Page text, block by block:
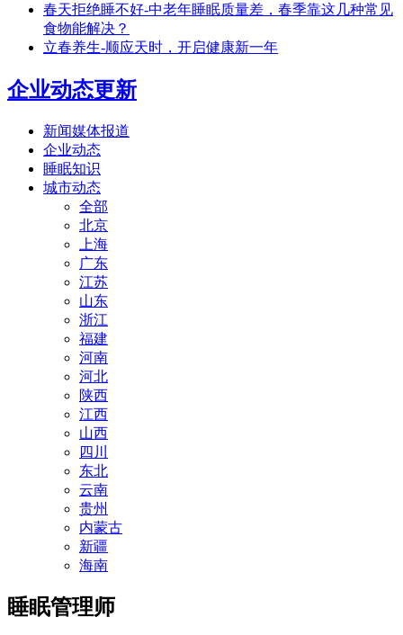
春天拒绝睡不好-中老年睡眠质量差，春季靠这几种常见
食物能解决？
立春养生-顺应天时，开启健康新一年
企业动态更新
新闻媒体报道
企业动态
睡眠知识
城市动态
全部
北京
上海
广东
江苏
山东
浙江
福建
河南
河北
陕西
江西
山西
四川
东北
云南
贵州
内蒙古
新疆
海南
睡眠管理师